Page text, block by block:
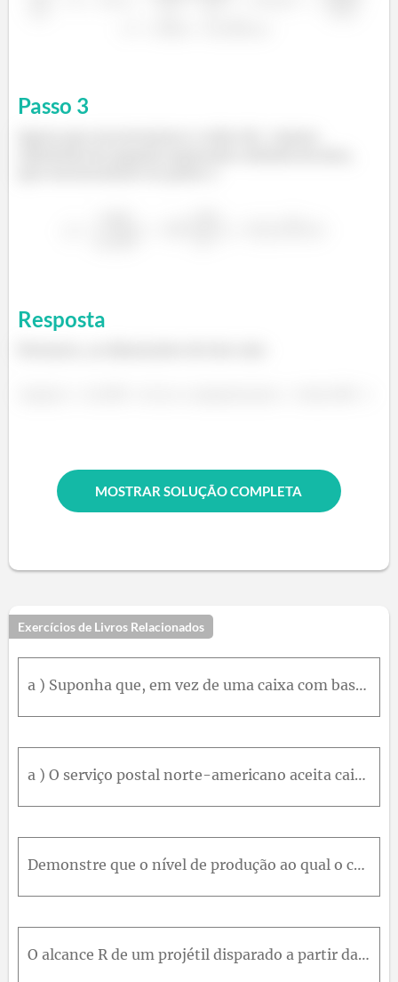
Passo 3
Resposta
MOSTRAR SOLUÇÃO COMPLETA
Exercícios de Livros Relacionados
a ) Suponha que, em vez de uma caixa com base quadrada, você possua uma caixa com lados quadraso cujas dimensões sejam h × h × w e cuja cintura seja 2 h + 2 w . Que dimensões darão À caixa o maior vol
a ) O serviço postal norte-americano aceita caixas para entrega doméstica somente se a soma de seu comprimento e cintura (comprimento ao redor) não exceder 108p o l . Que dimensões terá uma caixa com
Demonstre que o nível de produção ao qual o custo médio é mínimo é aquele em que o custo médio é igual ao custo marginal.
O alcance R de um projétil disparado a partir da origem ao longo do solo horizontal é a distância a partir da origem até o ponto de impacto. Se o projétil é disparado a uma velocidade inicial v0 a um